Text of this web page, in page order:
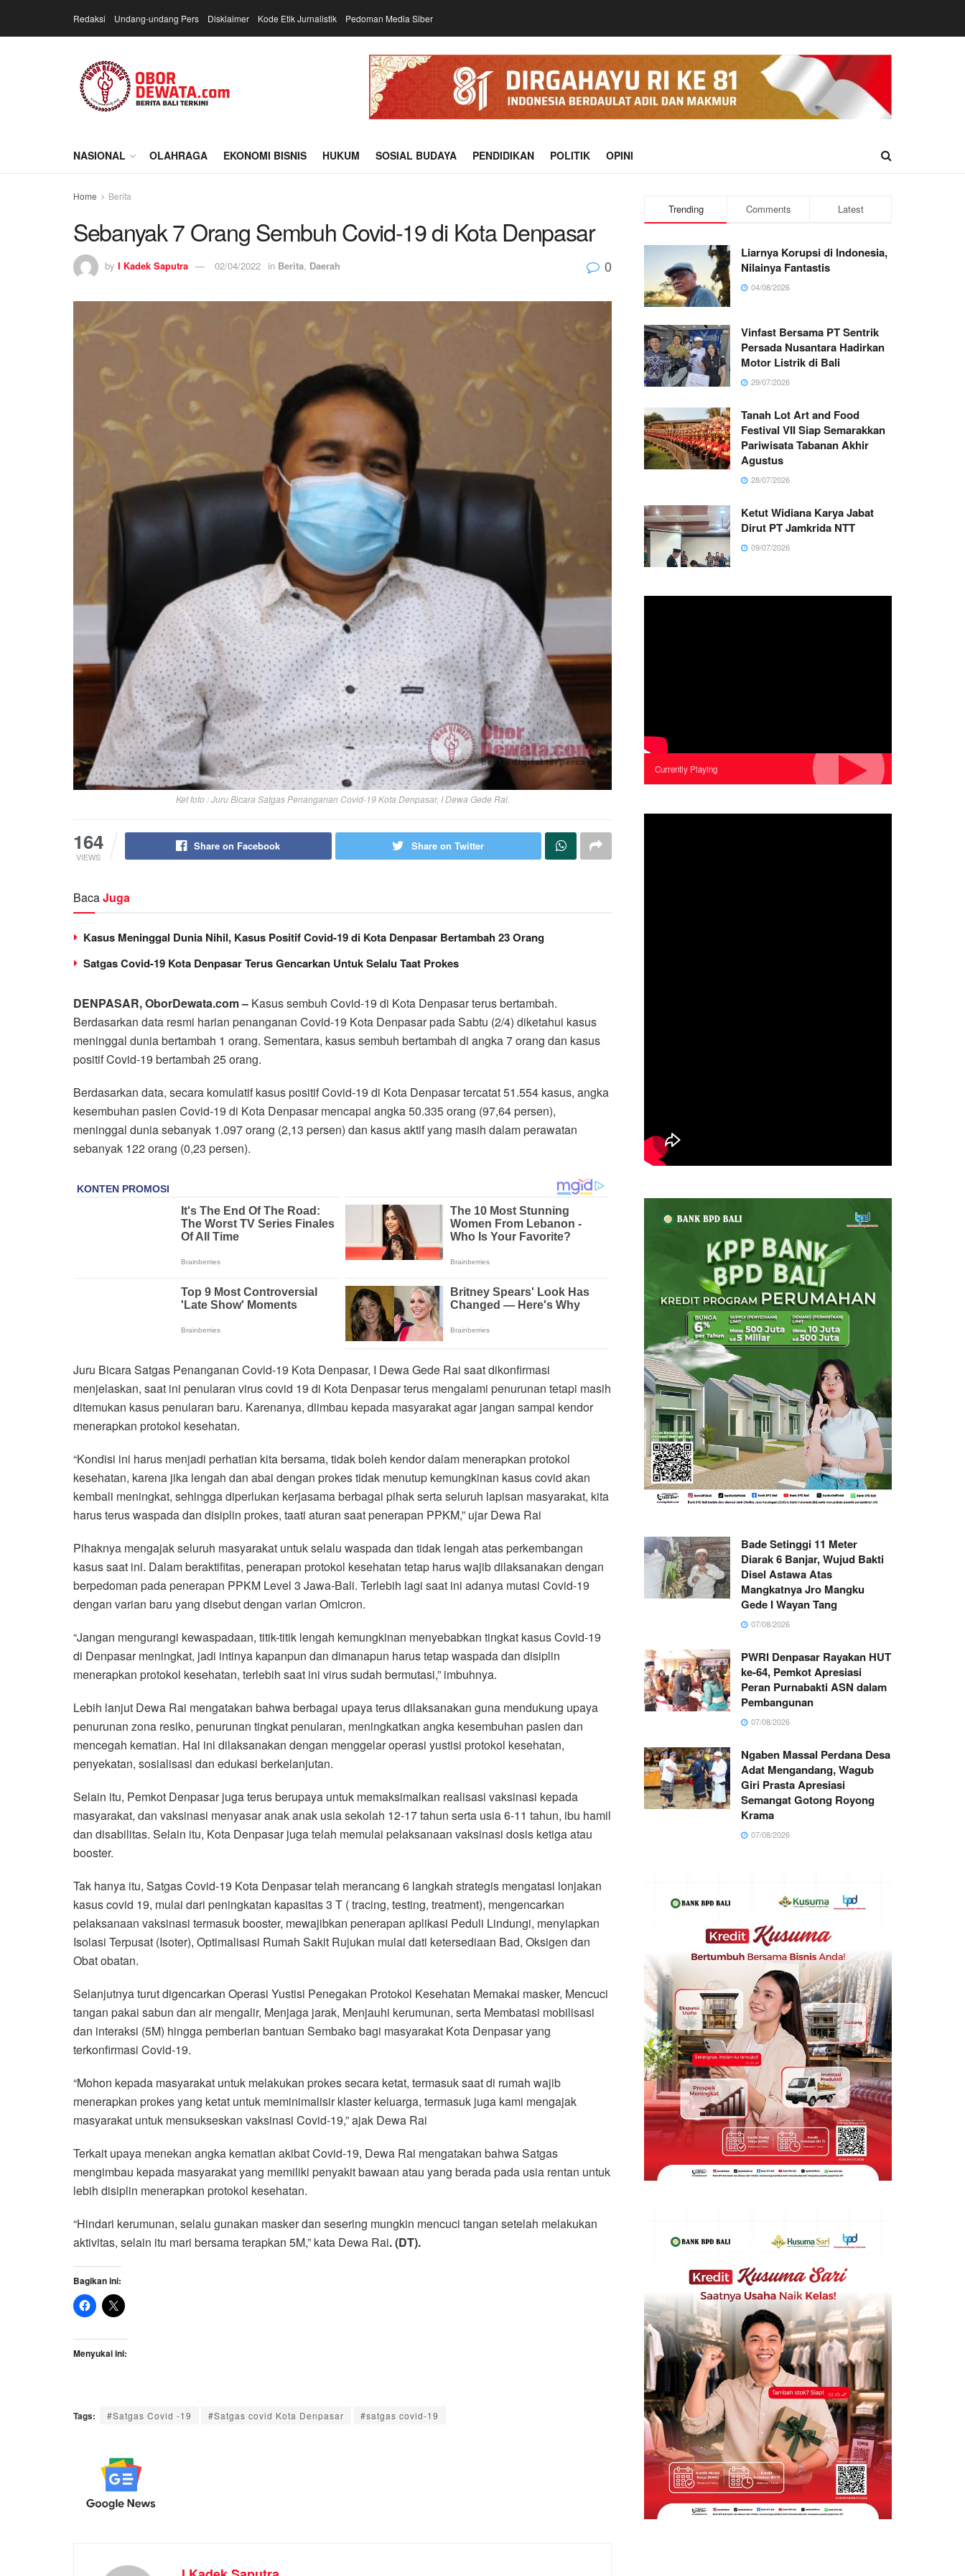
Redaksi Undang-undang Pers Disklaimer Kode Etik Jurnalistik Pedoman Media Siber
NASIONAL OLAHRAGA EKONOMI BISNIS HUKUM SOSIAL BUDAYA PENDIDIKAN POLITIK OPINI
Home Berita
Sebanyak 7 Orang Sembuh Covid-19 di Kota Denpasar
by I Kadek Saputra 02/04/2022 in Berita, Daerah 0
Ket foto : Juru Bicara Satgas Penanganan Covid-19 Kota Denpasar, I Dewa Gede Rai.
164
VIEWS
Share on Facebook Share on Twitter
BacaJuga
Kasus Meninggal Dunia Nihil, Kasus Positif Covid-19 di Kota Denpasar Bertambah 23 Orang
Satgas Covid-19 Kota Denpasar Terus Gencarkan Untuk Selalu Taat Prokes
DENPASAR, OborDewata.com – Kasus sembuh Covid-19 di Kota Denpasar terus bertambah.
Berdasarkan data resmi harian penanganan Covid-19 Kota Denpasar pada Sabtu (2/4) diketahui kasus
meninggal dunia bertambah 1 orang. Sementara, kasus sembuh bertambah di angka 7 orang dan kasus
positif Covid-19 bertambah 25 orang.
Berdasarkan data, secara komulatif kasus positif Covid-19 di Kota Denpasar tercatat 51.554 kasus, angka
kesembuhan pasien Covid-19 di Kota Denpasar mencapai angka 50.335 orang (97,64 persen),
meninggal dunia sebanyak 1.097 orang (2,13 persen) dan kasus aktif yang masih dalam perawatan
sebanyak 122 orang (0,23 persen).
Juru Bicara Satgas Penanganan Covid-19 Kota Denpasar, I Dewa Gede Rai saat dikonfirmasi
menjelaskan, saat ini penularan virus covid 19 di Kota Denpasar terus mengalami penurunan tetapi masih
ditemukan kasus penularan baru. Karenanya, diimbau kepada masyarakat agar jangan sampai kendor
menerapkan protokol kesehatan.
“Kondisi ini harus menjadi perhatian kita bersama, tidak boleh kendor dalam menerapkan protokol
kesehatan, karena jika lengah dan abai dengan prokes tidak menutup kemungkinan kasus covid akan
kembali meningkat, sehingga diperlukan kerjasama berbagai pihak serta seluruh lapisan masyarakat, kita
harus terus waspada dan disiplin prokes, taati aturan saat penerapan PPKM,” ujar Dewa Rai
Pihaknya mengajak seluruh masyarakat untuk selalu waspada dan tidak lengah atas perkembangan
kasus saat ini. Dalam beraktifitas, penerapan protokol kesehatan tetap harus wajib dilaksanakan dengan
berpedoman pada penerapan PPKM Level 3 Jawa-Bali. Terlebih lagi saat ini adanya mutasi Covid-19
dengan varian baru yang disebut dengan varian Omicron.
“Jangan mengurangi kewaspadaan, titik-titik lengah kemungkinan menyebabkan tingkat kasus Covid-19
di Denpasar meningkat, jadi intinya kapanpun dan dimanapun harus tetap waspada dan disiplin
menerapkan protokol kesehatan, terlebih saat ini virus sudah bermutasi,” imbuhnya.
Lebih lanjut Dewa Rai mengatakan bahwa berbagai upaya terus dilaksanakan guna mendukung upaya
penurunan zona resiko, penurunan tingkat penularan, meningkatkan angka kesembuhan pasien dan
mencegah kematian. Hal ini dilaksanakan dengan menggelar operasi yustisi protokol kesehatan,
penyekatan, sosialisasi dan edukasi berkelanjutan.
Selain itu, Pemkot Denpasar juga terus berupaya untuk memaksimalkan realisasi vaksinasi kepada
masyarakat, dan vaksinasi menyasar anak anak usia sekolah 12-17 tahun serta usia 6-11 tahun, ibu hamil
dan disabilitas. Selain itu, Kota Denpasar juga telah memulai pelaksanaan vaksinasi dosis ketiga atau
booster.
Tak hanya itu, Satgas Covid-19 Kota Denpasar telah merancang 6 langkah strategis mengatasi lonjakan
kasus covid 19, mulai dari peningkatan kapasitas 3 T ( tracing, testing, treatment), mengencarkan
pelaksanaan vaksinasi termasuk booster, mewajibkan penerapan aplikasi Peduli Lindungi, menyiapkan
Isolasi Terpusat (Isoter), Optimalisasi Rumah Sakit Rujukan mulai dati ketersediaan Bad, Oksigen dan
Obat obatan.
Selanjutnya turut digencarkan Operasi Yustisi Penegakan Protokol Kesehatan Memakai masker, Mencuci
tangan pakai sabun dan air mengalir, Menjaga jarak, Menjauhi kerumunan, serta Membatasi mobilisasi
dan interaksi (5M) hingga pemberian bantuan Sembako bagi masyarakat Kota Denpasar yang
terkonfirmasi Covid-19.
“Mohon kepada masyarakat untuk melakukan prokes secara ketat, termasuk saat di rumah wajib
menerapkan prokes yang ketat untuk meminimalisir klaster keluarga, termasuk juga kami mengajak
masyarakat untuk mensukseskan vaksinasi Covid-19,” ajak Dewa Rai
Terkait upaya menekan angka kematian akibat Covid-19, Dewa Rai mengatakan bahwa Satgas
mengimbau kepada masyarakat yang memiliki penyakit bawaan atau yang berada pada usia rentan untuk
lebih disiplin menerapkan protokol kesehatan.
“Hindari kerumunan, selalu gunakan masker dan sesering mungkin mencuci tangan setelah melakukan
aktivitas, selain itu mari bersama terapkan 5M,” kata Dewa Rai. (DT).
Bagikan ini:
Menyukai ini:
Tags: #Satgas Covid -19 #Satgas covid Kota Denpasar #satgas covid-19
Trending Comments Latest
Liarnya Korupsi di Indonesia,
Nilainya Fantastis
04/08/2026
Vinfast Bersama PT Sentrik
Persada Nusantara Hadirkan
Motor Listrik di Bali
29/07/2026
Tanah Lot Art and Food
Festival VII Siap Semarakkan
Pariwisata Tabanan Akhir
Agustus
28/07/2026
Ketut Widiana Karya Jabat
Dirut PT Jamkrida NTT
09/07/2026
Currently Playing
Bade Setinggi 11 Meter
Diarak 6 Banjar, Wujud Bakti
Disel Astawa Atas
Mangkatnya Jro Mangku
Gede I Wayan Tang
07/08/2026
PWRI Denpasar Rayakan HUT
ke-64, Pemkot Apresiasi
Peran Purnabakti ASN dalam
Pembangunan
07/08/2026
Ngaben Massal Perdana Desa
Adat Mengandang, Wagub
Giri Prasta Apresiasi
Semangat Gotong Royong
Krama
07/08/2026